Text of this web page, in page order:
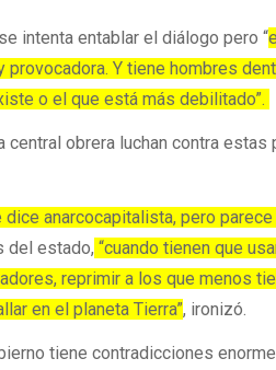
se intenta entablar el diálogo pero “
Y tiene hombres
o el que está más debilitado”.
obrera luchan contra estas
dice anarcocapitalista, pero
del estado, “cuando tienen que
reprimir a los que menos
en el planeta Tierra”, ironizó.
tiene contradicciones